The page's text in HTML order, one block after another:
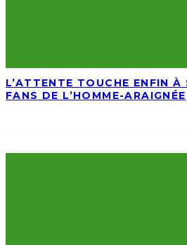
L’ATTENTE TOUCHE ENFIN À
FANS DE L’HOMME-ARAIGNÉE